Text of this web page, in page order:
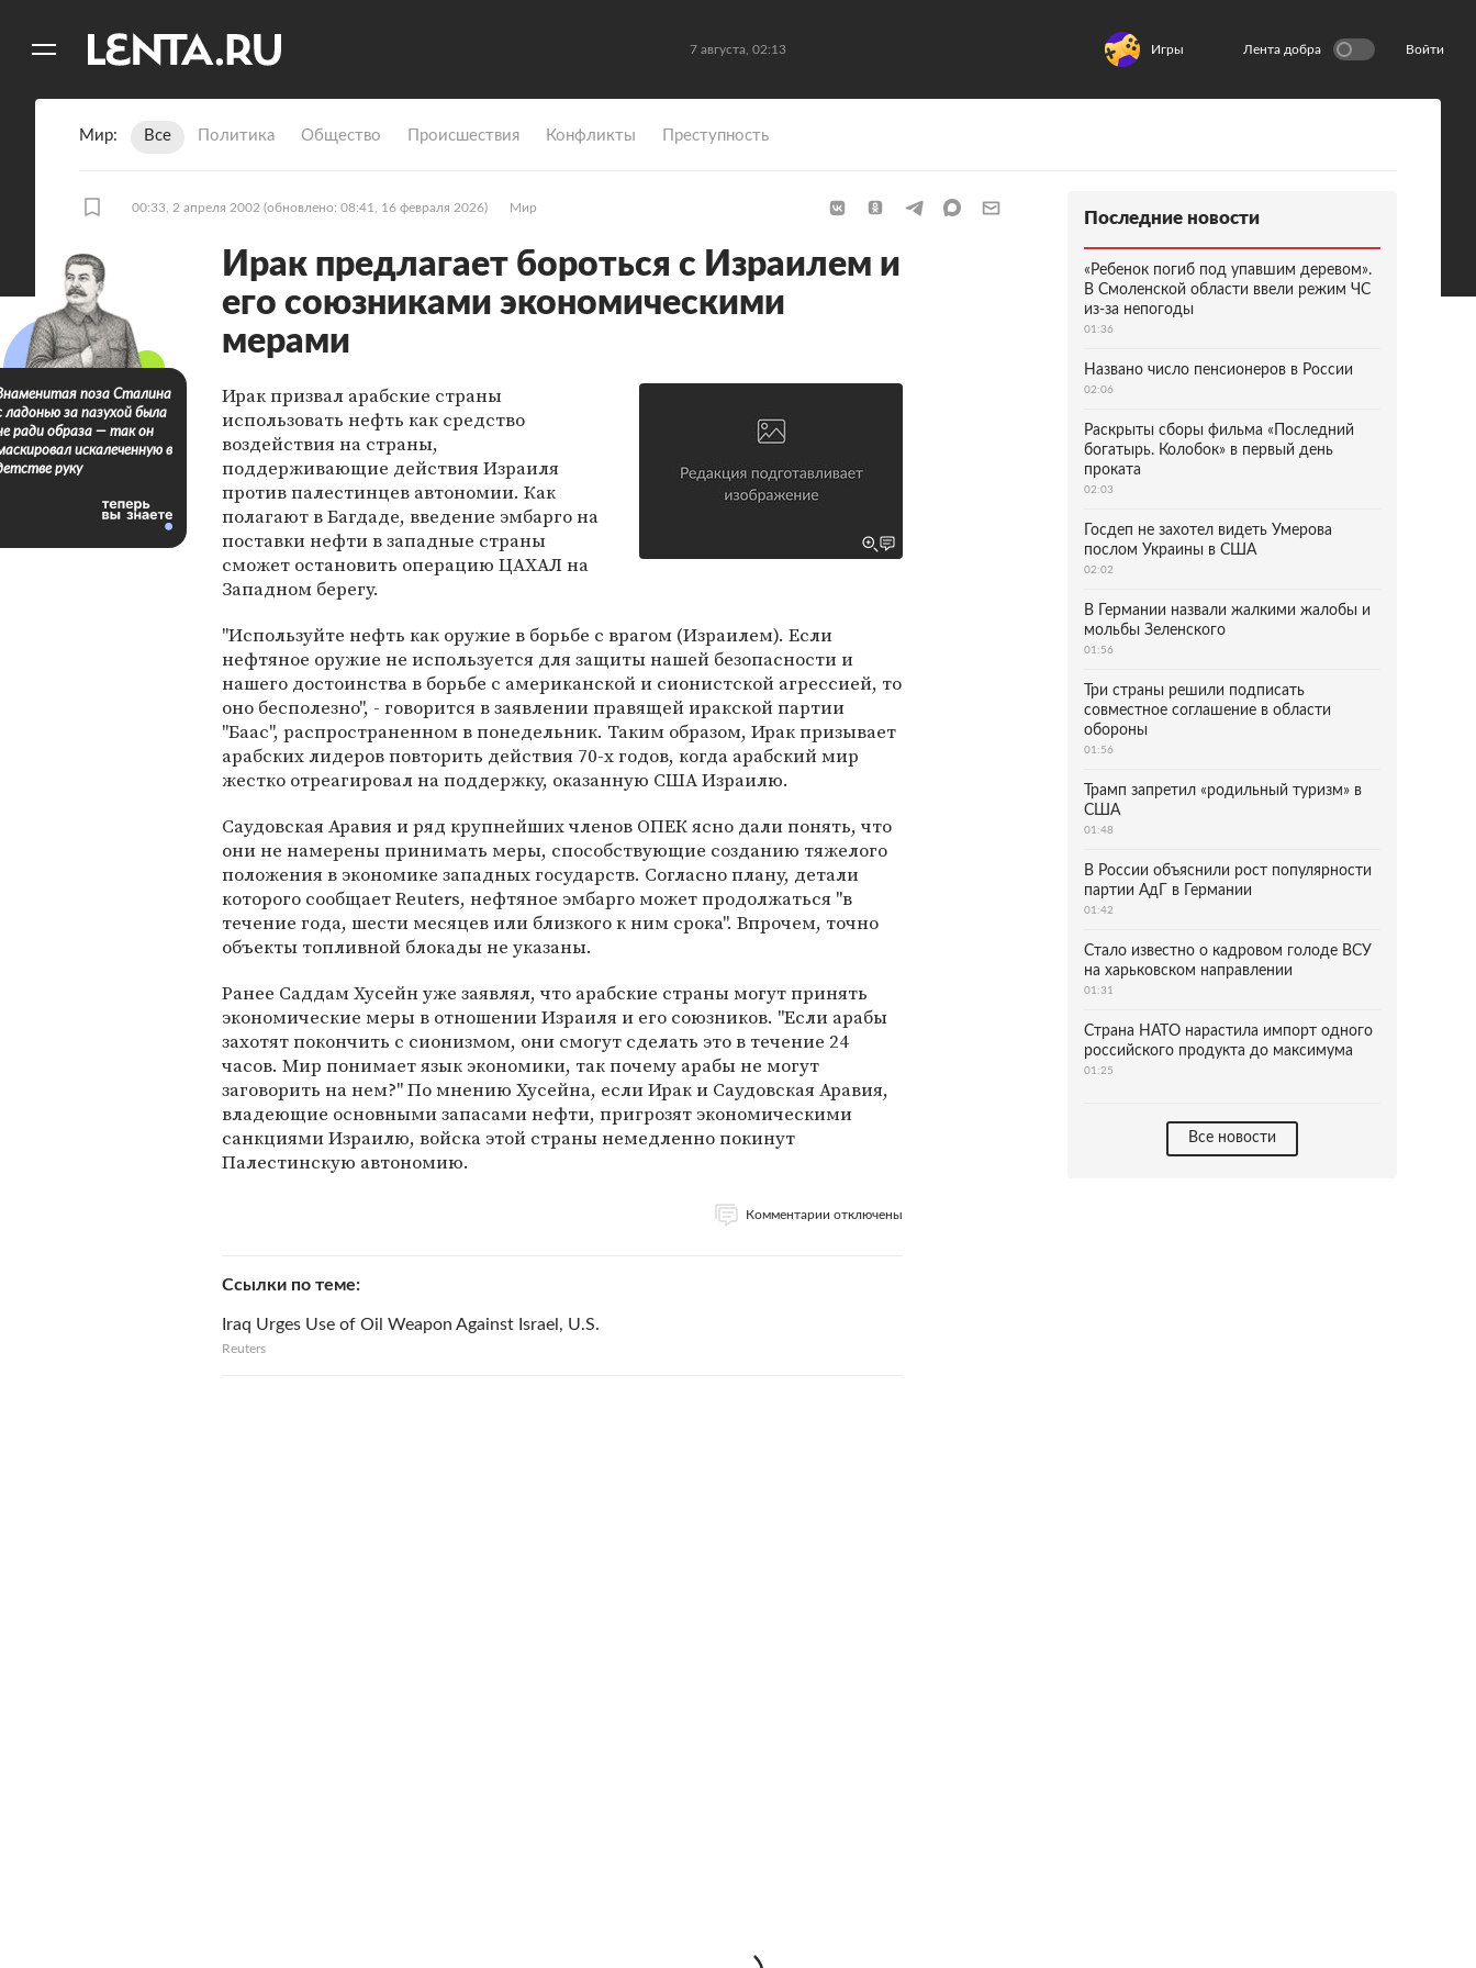
7 августа, 02:13 Игры Лента добра Войти
Мир Все Политика Общество Происшествия Конфликты Преступность
00:33, 2 апреля 2002 (обновлено: 08:41, 16 февраля 2026) Мир
Ирак предлагает бороться с Израилем и
его союзниками экономическими
мерами
Ирак призвал арабские страны
использовать нефть как средство
воздействия на страны,
поддерживающие действия Израиля
против палестинцев автономии. Как
полагают в Багдаде, введение эмбарго на
поставки нефти в западные страны
сможет остановить операцию ЦАХАЛ на
Западном берегу.
"Используйте нефть как оружие в борьбе с врагом (Израилем). Если
нефтяное оружие не используется для защиты нашей безопасности и
нашего достоинства в борьбе с американской и сионистской агрессией, то
оно бесполезно", - говорится в заявлении правящей иракской партии
"Бааc", распространенном в понедельник. Таким образом, Ирак призывает
арабских лидеров повторить действия 70-х годов, когда арабский мир
жестко отреагировал на поддержку, оказанную США Израилю.
Саудовская Аравия и ряд крупнейших членов ОПЕК ясно дали понять, что
они не намерены принимать меры, способствующие созданию тяжелого
положения в экономике западных государств. Согласно плану, детали
которого сообщает Reuters, нефтяное эмбарго может продолжаться "в
течение года, шести месяцев или близкого к ним срока". Впрочем, точно
объекты топливной блокады не указаны.
Ранее Саддам Хусейн уже заявлял, что арабские страны могут принять
экономические меры в отношении Израиля и его союзников. "Если арабы
захотят покончить с сионизмом, они смогут сделать это в течение 24
часов. Мир понимает язык экономики, так почему арабы не могут
заговорить на нем?" По мнению Хусейна, если Ирак и Саудовская Аравия,
владеющие основными запасами нефти, пригрозят экономическими
санкциями Израилю, войска этой страны немедленно покинут
Палестинскую автономию.
Комментарии отключены
Ссылки по теме
Iraq Urges Use of Oil Weapon Against Israel, U.S.
Reuters
поза Сталина
ладонью за пазухой была
ради образа — так он
искалеченную в
руку
Последние новости
«Ребенок погиб под упавшим деревом».
В Смоленской области ввели режим ЧС
из-за непогоды
01:36
Названо число пенсионеров в России
02:06
Раскрыты сборы фильма «Последний
богатырь. Колобок» в первый день
проката
02:03
Госдеп не захотел видеть Умерова
послом Украины в США
02:02
В Германии назвали жалкими жалобы и
мольбы Зеленского
01:56
Три страны решили подписать
совместное соглашение в области
обороны
01:56
Трамп запретил «родильный туризм» в
США
01:48
В России объяснили рост популярности
партии АдГ в Германии
01:42
Стало известно о кадровом голоде ВСУ
на харьковском направлении
01:31
Страна НАТО нарастила импорт одного
российского продукта до максимума
01:25
Все новости